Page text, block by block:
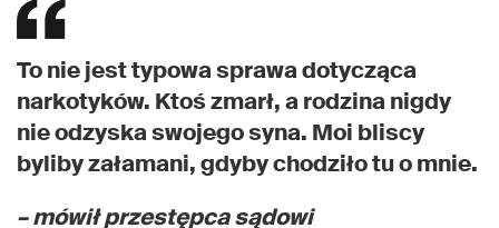
To nie jest typowa sprawa dotycząca
narkotyków. Ktoś zmarł, a rodzina nigdy
nie odzyska swojego syna. Moi bliscy
byliby załamani, gdyby chodziło tu o mnie.
– mówił przestępca sądowi